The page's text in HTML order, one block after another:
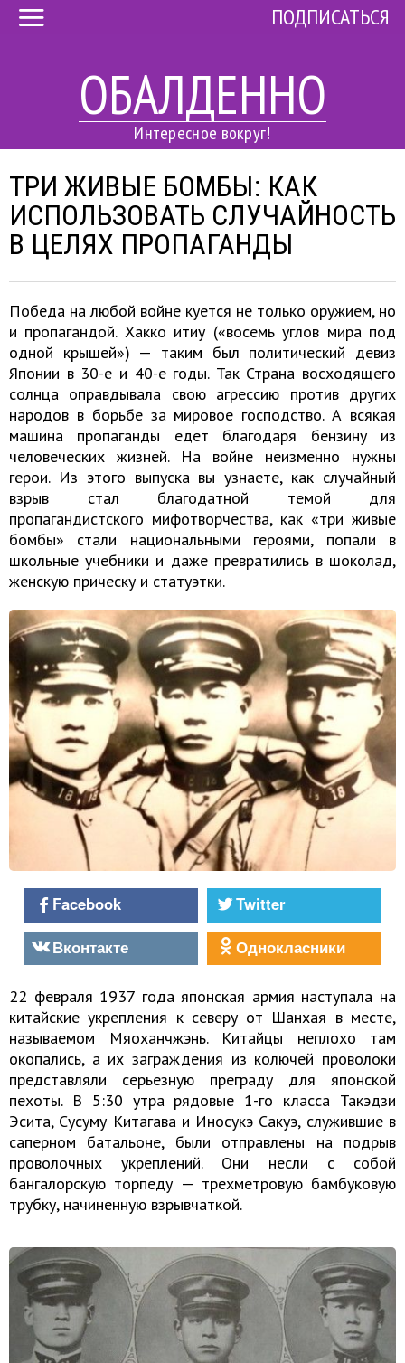
ОБАЛДЕННО
Интересное вокруг!
ПОДПИСАТЬСЯ
ТРИ ЖИВЫЕ БОМБЫ: КАК
ИСПОЛЬЗОВАТЬ СЛУЧАЙНОСТЬ
В ЦЕЛЯХ ПРОПАГАНДЫ
Победа на любой войне куется не только оружием, но
и пропагандой. Хакко итиу («восемь углов мира под
одной крышей») — таким был политический девиз
Японии в 30-е и 40-е годы. Так Страна восходящего
солнца оправдывала свою агрессию против других
народов в борьбе за мировое господство. А всякая
машина пропаганды едет благодаря бензину из
человеческих жизней. На войне неизменно нужны
герои. Из этого выпуска вы узнаете, как случайный
взрыв стал благодатной темой для
пропагандистского мифотворчества, как «три живые
бомбы» стали национальными героями, попали в
школьные учебники и даже превратились в шоколад,
женскую прическу и статуэтки.
Facebook
Twitter
Вконтакте
Однокласники
22 февраля 1937 года японская армия наступала на
китайские укрепления к северу от Шанхая в месте,
называемом Мяоханчжэнь. Китайцы неплохо там
окопались, а их заграждения из колючей проволоки
представляли серьезную преграду для японской
пехоты. В 5:30 утра рядовые 1-го класса Такэдзи
Эсита, Сусуму Китагава и Иносукэ Сакуэ, служившие в
саперном батальоне, были отправлены на подрыв
проволочных укреплений. Они несли с собой
бангалорскую торпеду — трехметровую бамбуковую
трубку, начиненную взрывчаткой.